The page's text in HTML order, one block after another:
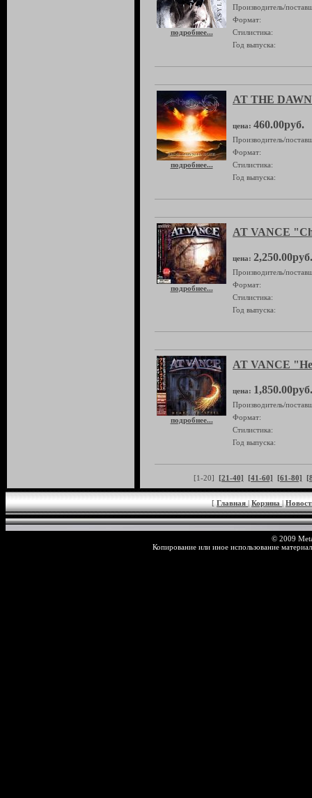
подробнее...
Производитель/
Формат:
Стилистика:
Год выпуска:
подробнее...
AT THE
цена: 460.00руб.
Производитель/
Формат:
Стилистика:
Год выпуска:
подробнее...
AT VANCE
цена: 2,250.00руб.
Производитель/
Формат:
Стилистика:
Год выпуска:
подробнее...
AT VANCE
цена: 1,850.00руб.
Производитель/
Формат:
Стилистика:
Год выпуска:
[1-20] [21-40] [41-60] [61-80]
[ Главная | Корзина |
© 2009
Копирование или иное использование